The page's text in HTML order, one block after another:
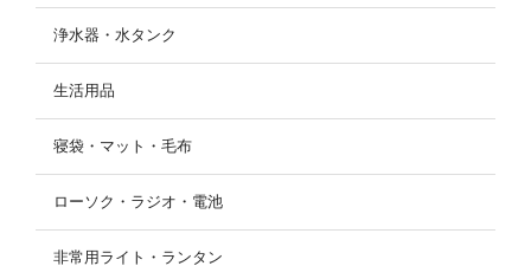
浄水器・水タンク
生活用品
寝袋・マット・毛布
ローソク・ラジオ・電池
非常用ライト・ランタン